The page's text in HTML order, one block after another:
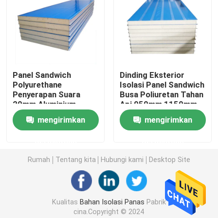
panel sandwich EPS
Papan Isolasi XPS
Membran kedap air
Pipa insulasi busa karet
Tabung Wol Batu
Panel Sandwich
Polyurethane
Penyerapan Suara
20mm Aluminium
Sandwich Panel Pu
mengirimkan
Dinding Eksterior
Isolasi Panel Sandwich
Busa Poliuretan Tahan
Api 950mm 1150mm
mengirimkan
Rumah Tentang kita Hubungi kami Desktop Site
Kualitas Bahan Isolasi Panas Pabrik
cina.Copyright © 2024